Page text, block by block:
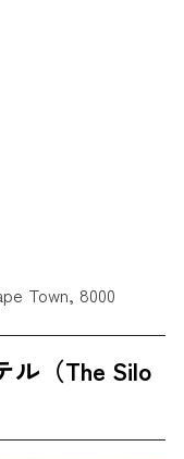
Town, 8000
ル（The Silo